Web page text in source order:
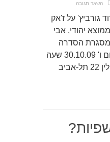
השאר תגובה
על ז'אק
יהודי, אבי
הסדרה
"ענקי הרוח היהודיים" יום ו' 30.10.09 שעה